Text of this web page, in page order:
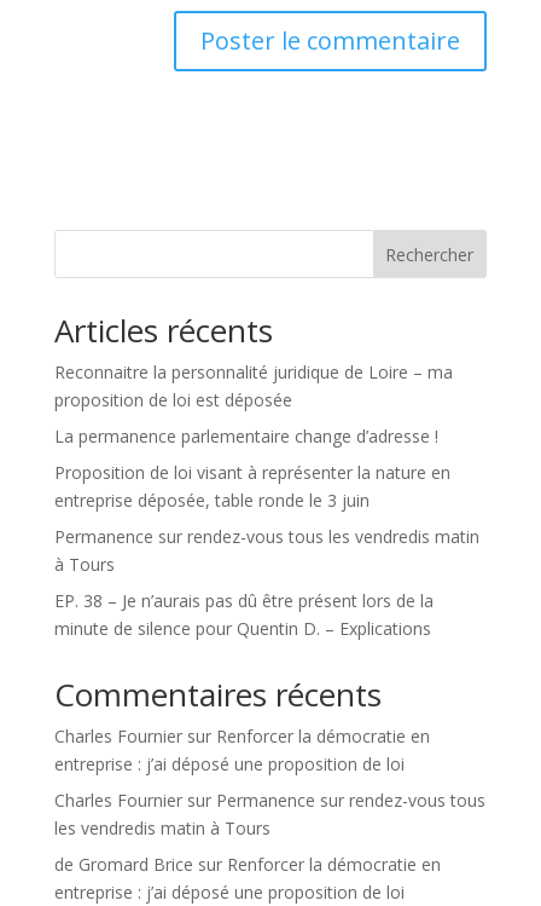
Rechercher
Articles récents
Reconnaitre la personnalité juridique de Loire – ma
proposition de loi est déposée
La permanence parlementaire change d’adresse !
Proposition de loi visant à représenter la nature en
entreprise déposée, table ronde le 3 juin
Permanence sur rendez-vous tous les vendredis matin
à Tours
EP. 38 – Je n’aurais pas dû être présent lors de la
minute de silence pour Quentin D. – Explications
Commentaires récents
Charles Fourniersur Renforcer la démocratie en
entreprise : j’ai déposé une proposition de loi
Charles Fourniersur Permanence sur rendez-vous tous
les vendredis matin à Tours
de Gromard Brice sur Renforcer la démocratie en
entreprise : j’ai déposé une proposition de loi